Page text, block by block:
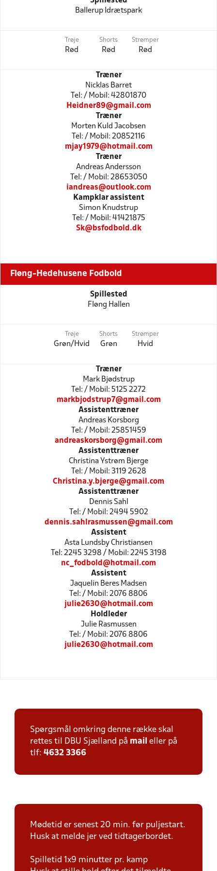
Ballerup Idrætspark
Trøje
Rød
Shorts
Rød
Strømper
Rød
Træner
Nicklas Barret
Tel: / Mobil: 42801870
Heidner89@gmail.com
Træner
Morten Kuld Jacobsen
Tel: / Mobil: 20852116
mjay1979@hotmail.com
Træner
Andreas Andersson
Tel: / Mobil: 28653050
iandreas@outlook.com
Kampklar assistent
Simon Knudstrup
Tel: / Mobil: 41421875
Sk@bsfodbold.dk
Fløng-Hedehusene Fodbold
Spillested
Fløng Hallen
Trøje
Grøn/Hvid
Shorts
Grøn
Strømper
Hvid
Træner
Mark Bjødstrup
Tel: / Mobil: 5125 2272
markbjodstrup7@gmail.com
Assistenttræner
Andreas Korsborg
Tel: / Mobil: 25851459
andreaskorsborg@gmail.com
Assistenttræner
Christina Ystrøm Bjerge
Tel: / Mobil: 3119 2628
Christina.y.bjerge@gmail.com
Assistenttræner
Dennis Sahl
Tel: / Mobil: 2494 5902
dennis.sahlrasmussen@gmail.com
Assistent
Asta Lundsby Christiansen
Tel: 2245 3298 / Mobil: 2245 3198
nc_fodbold@hotmail.com
Assistent
Jaquelin Beres Madsen
Tel: / Mobil: 2076 8806
julie2630@hotmail.com
Holdleder
Julie Rasmussen
Tel: / Mobil: 2076 8806
julie2630@hotmail.com
Spørgsmål omkring denne række skal
rettes til DBU Sjælland på mail eller på
tlf: 4632 3366
Mødetid er senest 20 min. før puljestart.
Husk at melde jer ved tidtagerbordet.
Spilletid 1x9 minutter pr. kamp